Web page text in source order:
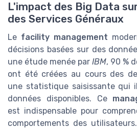
L'impact des Big Data
des Services Généraux
Le facility management
décisions basées sur des
une étude menée par IBM, 90 %
ont été créées au cours des
une statistique saisissante qui
données disponibles. Ce
est indispensable pour
comportements des